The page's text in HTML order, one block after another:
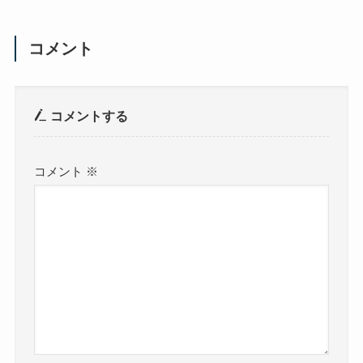
コメント
コメントする
コメント ※